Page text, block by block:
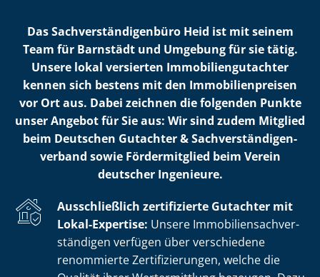
Das Sach­ver­stän­di­gen­bü­ro Heid ist mit seinem
Team für Barnstädt und Umgebung für sie tätig.
Unsere lokal versierten Im­mo­bi­li­en­gut­ach­ter
kennen sich bestens mit den Im­mo­bi­li­en­prei­sen
vor Ort aus. Dabei zeichnen die folgenden Punkte
unser Angebot für Sie aus: Wir sind zudem Mitglied
beim Deutschen Gutachter & Sach­ver­stän­di­gen­
ver­band sowie Fördermitglied beim Verein
deutscher Ingenieure.
Ausschließlich zertifizierte Gutachter mit
Lokal-Expertise: Unsere Im­mo­bi­li­en­sach­ver­
stän­di­gen verfügen über verschiedene
renommierte Zer­ti­fi­zie­run­gen, welche die